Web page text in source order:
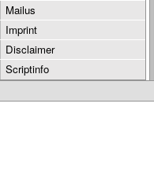
Mailus
Imprint
Disclaimer
Scriptinfo